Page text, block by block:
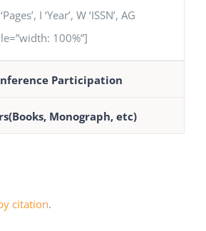
I ‘Year’, W ‘ISSN’, AG
100%”]
Participation
Monograph, etc)
citation.